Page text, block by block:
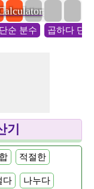
순 분수 곱하다 단
적절한
다 나누다